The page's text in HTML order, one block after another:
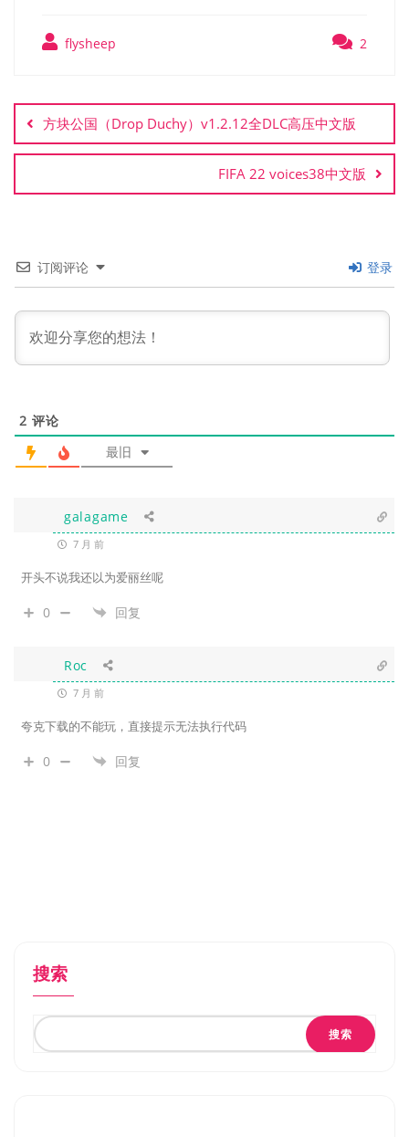
flysheep 2
章
导
航
方块公国（Drop Duchy）v1.2.12全DLC高压中文版
FIFA 22 voices38中文版
订阅评论 登录
2 评论
最旧
galagame
7 月 前
开头不说我还以为爱丽丝呢
0 回复
Roc
7 月 前
夸克下载的不能玩，直接提示无法执行代码
0 回复
搜索
搜索